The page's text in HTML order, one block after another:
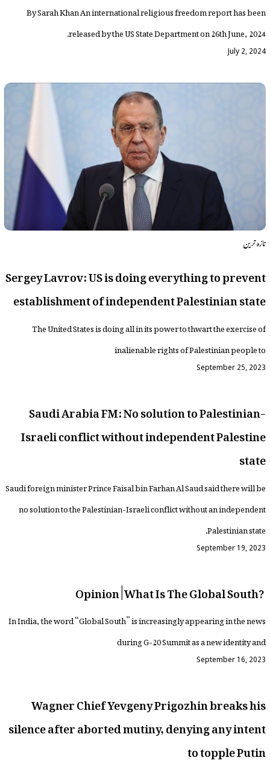
By Sarah Khan An international religious freedom report has been
released by the US State Department on 26th June, 2024.
July 2, 2024
تازہ ترین
Sergey Lavrov: US is doing everything to prevent
establishment of independent Palestinian state
The United States is doing all in its power to thwart the exercise of
inalienable rights of Palestinian people to
September 25, 2023
Saudi Arabia FM: No solution to Palestinian-
Israeli conflict without independent Palestine
state
Saudi foreign minister Prince Faisal bin Farhan Al Saud said there will be
no solution to the Palestinian-Israeli conflict without an independent
Palestinian state.
September 19, 2023
Opinion | What Is The Global South?
In India, the word “Global South” is increasingly appearing in the news
during G-20 Summit as a new identity and
September 16, 2023
Wagner Chief Yevgeny Prigozhin breaks his
silence after aborted mutiny, denying any intent
to topple Putin